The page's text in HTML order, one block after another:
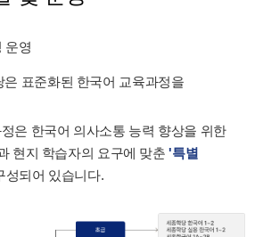
운영
은 표준화된 한국어 교육과정을
은 한국어 의사소통 능력 향상을 위한
현지 학습자의 요구에 맞춘'특별
성되어 있습니다.